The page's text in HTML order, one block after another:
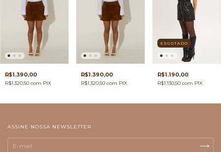
R$1.390,00
R$1.320,50 com PIX
R$1.390,00
R$1.320,50com PIX
ESGOTADO
R$1.190,00
R$1.130,50 com PIX
ASSINE NOSSA NEWSLETTER